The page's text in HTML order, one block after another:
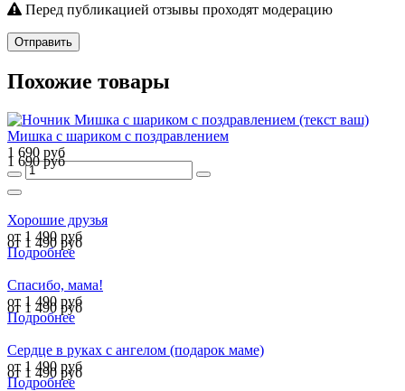
Перед публикацией отзывы проходят модерацию
Отправить
Похожие товары
Мишка с шариком с поздравлением
1 690 руб
1 690 руб
Хорошие друзья
от 1 490 руб
от 1 490 руб
Подробнее
Спасибо, мама!
от 1 490 руб
от 1 490 руб
Подробнее
Сердце в руках с ангелом (подарок маме)
от 1 490 руб
от 1 490 руб
Подробнее